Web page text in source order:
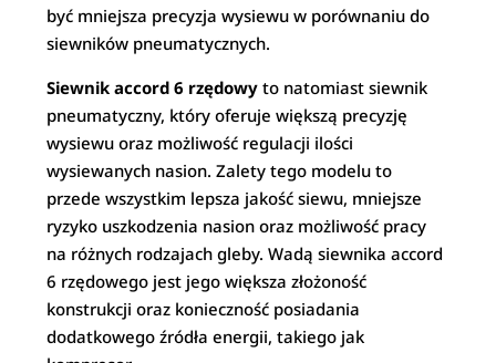
być mniejsza precyzja wysiewu w porównaniu do
siewników pneumatycznych.
Siewnik accord 6 rzędowy to natomiast siewnik
pneumatyczny, który oferuje większą precyzję
wysiewu oraz możliwość regulacji ilości
wysiewanych nasion. Zalety tego modelu to
przede wszystkim lepsza jakość siewu, mniejsze
ryzyko uszkodzenia nasion oraz możliwość pracy
na różnych rodzajach gleby. Wadą siewnika accord
6 rzędowego jest jego większa złożoność
konstrukcji oraz konieczność posiadania
dodatkowego źródła energii, takiego jak